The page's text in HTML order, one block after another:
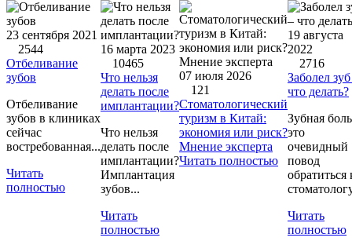
23 сентября 2021
2544
Отбеливание
зубов
Отбеливание
зубов в клиниках
сейчас
востребованная...
Читать
полностью
16 марта 2023
10465
Что нельзя
делать после
имплантации?
Что нельзя
делать после
имплантации?
Имплантация
зубов...
Читать
полностью
07 июля 2026
121
Стоматологический
туризм в Китай:
экономия или риск?
Мнение эксперта
Читать полностью
19 августа
2022
2716
Заболел
что делать?
Зубная
это
очевидный
повод
обратиться
Читать
полностью